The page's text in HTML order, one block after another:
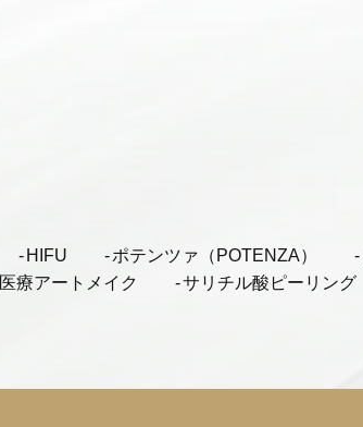
HIFU ポテンツァ（POTENZA）
医療アートメイク
サリチル酸ピーリング